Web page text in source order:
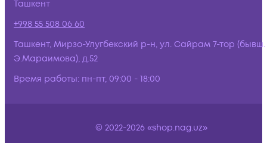
Ташкент
+998 55 508 06 60
Ташкент, Мирзо-Улугбекский р-н, ул. Сайрам 7-тор (бывш.
Э.Мараимова), д.52
Время работы: пн-пт, 09:00 - 18:00
© 2022-2026 «shop.nag.uz»